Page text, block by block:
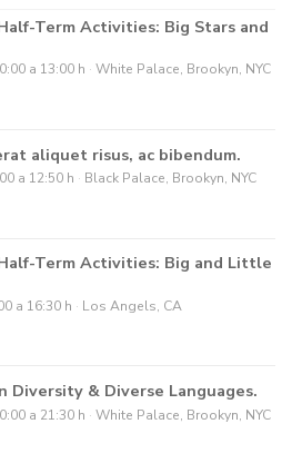
Term Activities: Big Stars and
a 13:00 h White Palace, Brookyn, NYC
aliquet risus, ac bibendum.
a 12:50 h Black Palace, Brookyn, NYC
Term Activities: Big and Little
a 16:30 h Los Angels, CA
Diversity & Diverse Languages.
a 21:30 h White Palace, Brookyn, NYC